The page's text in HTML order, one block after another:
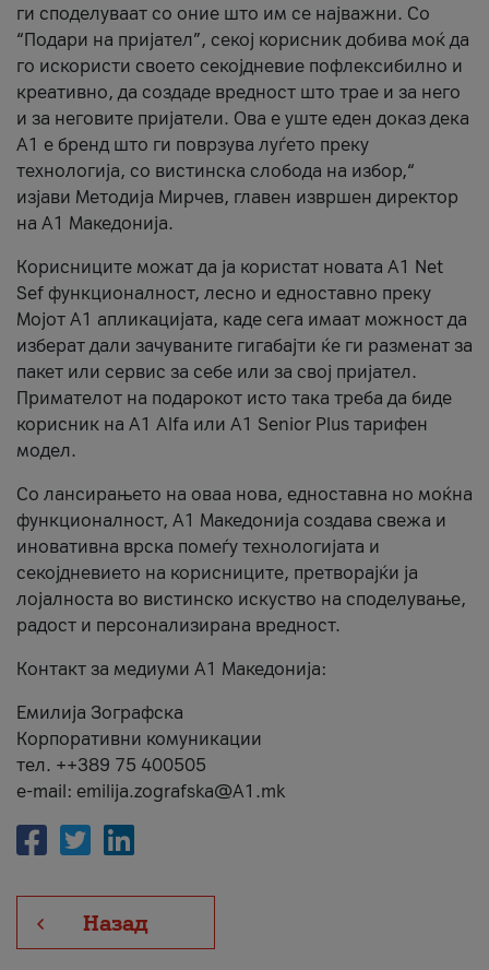
ги споделуваат со оние што им се најважни. Со
“Подари на пријател”, секој корисник добива моќ да
го искористи своето секојдневие пофлексибилно и
креативно, да создаде вредност што трае и за него
и за неговите пријатели. Ова е уште еден доказ дека
А1 е бренд што ги поврзува луѓето преку
технологија, со вистинска слобода на избор,“
изјави Методија Мирчев, главен извршен директор
на А1 Македонија.
Корисниците можат да ја користат новата А1 Net
Sef функционалност, лесно и едноставно преку
Мојот А1 апликацијата, каде сега имаат можност да
изберат дали зачуваните гигабајти ќе ги разменат за
пакет или сервис за себе или за свој пријател.
Примателот на подарокот исто така треба да биде
корисник на А1 Alfa или A1 Senior Plus тарифен
модел.
Со лансирањето на оваа нова, едноставна но моќна
функционалност, А1 Македонија создава свежа и
иновативна врска помеѓу технологијата и
секојдневието на корисниците, претворајќи ја
лојалноста во вистинско искуство на споделување,
радост и персонализирана вредност.
Контакт за медиуми А1 Македонија:
Емилија Зографска
Корпоративни комуникации
тел. ++389 75 400505
e-mail: emilija.zografska@A1.mk
Назад